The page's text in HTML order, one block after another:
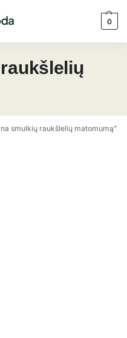
0
smulkių raukšlelių matomumą”